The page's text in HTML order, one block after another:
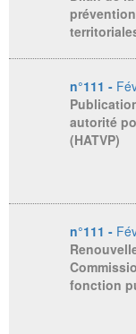
n°111 -
autorité
(HATVP)
n°111 -
fonction